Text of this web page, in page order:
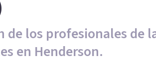
de los profesionales de
en Henderson.